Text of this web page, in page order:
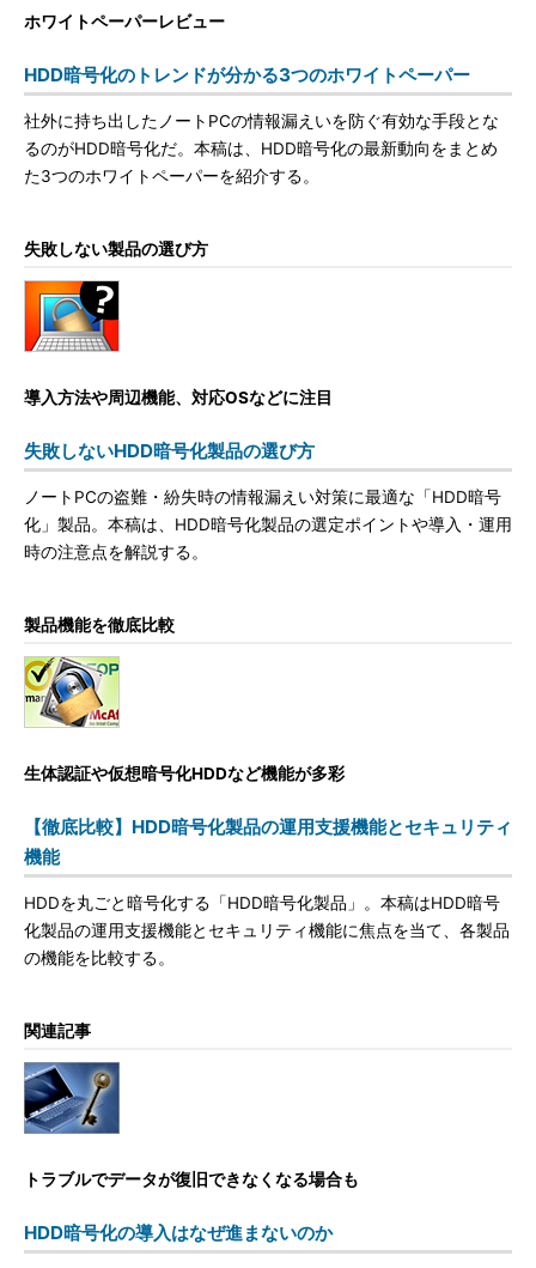
ホワイトペーパーレビュー
HDD暗号化のトレンドが分かる3つのホワイトペーパー
社外に持ち出したノートPCの情報漏えいを防ぐ有効な手段とな
るのがHDD暗号化だ。本稿は、HDD暗号化の最新動向をまとめ
た3つのホワイトペーパーを紹介する。
失敗しない製品の選び方
導入方法や周辺機能、対応OSなどに注目
失敗しないHDD暗号化製品の選び方
ノートPCの盗難・紛失時の情報漏えい対策に最適な「HDD暗号
化」製品。本稿は、HDD暗号化製品の選定ポイントや導入・運用
時の注意点を解説する。
製品機能を徹底比較
生体認証や仮想暗号化HDDなど機能が多彩
【徹底比較】HDD暗号化製品の運用支援機能とセキュリティ
機能
HDDを丸ごと暗号化する「HDD暗号化製品」。本稿はHDD暗号
化製品の運用支援機能とセキュリティ機能に焦点を当て、各製品
の機能を比較する。
関連記事
トラブルでデータが復旧できなくなる場合も
HDD暗号化の導入はなぜ進まないのか